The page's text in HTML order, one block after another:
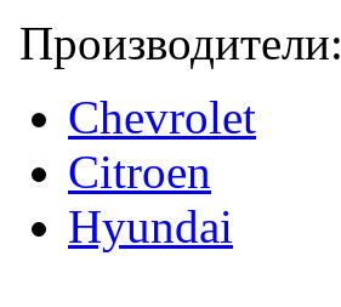
Производители:
Chevrolet
Citroen
Hyundai